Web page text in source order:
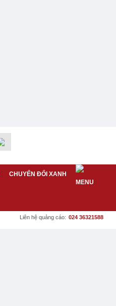
CHUYỂN ĐỔI XANH
Liên hệ quảng cáo: 024 36321588